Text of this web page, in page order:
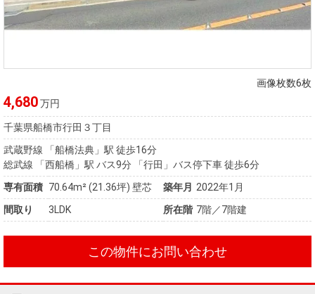
画像枚数6枚
4,680万円
千葉県船橋市行田３丁目
武蔵野線 「船橋法典」駅 徒歩16分
総武線 「西船橋」駅 バス9分 「行田」バス停下車 徒歩6分
専有面積 70.64m²(21.36坪) 壁芯 築年月 2022年1月
間取り
3LDK 所在階 7階／7階建
この物件にお問い合わせ